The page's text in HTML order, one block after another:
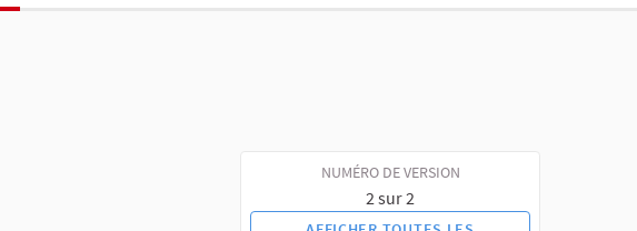
NUMÉRO DE VERSION
2 sur 2